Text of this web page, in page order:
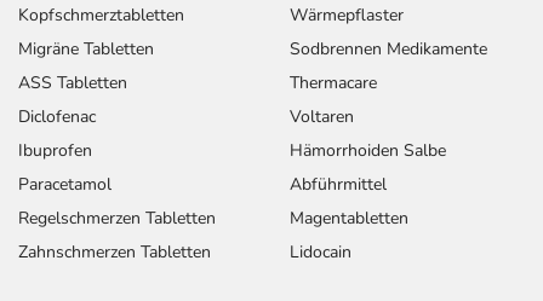
Kopfschmerztabletten
Migräne Tabletten
ASS Tabletten
Diclofenac
Ibuprofen
Paracetamol
Regelschmerzen Tabletten
Zahnschmerzen Tabletten
Wärmepflaster
Sodbrennen Medikamente
Thermacare
Voltaren
Hämorrhoiden Salbe
Abführmittel
Magentabletten
Lidocain